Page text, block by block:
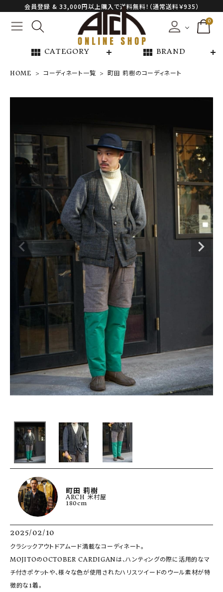
会員登録 & 33,000円以上購入で送料無料！（通常送料￥935）
0
view_module CATEGORY view_module BRAND
NEW ARRIVAL
BRAND
CATEGORY
CONTENTS
SHOP
INFORMATION
特定商取引法について
お問い合わせ
OFFICIAL WEB SITE
ACCOUNT MENU
ようこそ ゲスト 様
HOME コーディネート一覧 町田 莉樹のコーディネート
町田 莉樹
ARCH 米村屋
180cm
2025/02/10
クラシックアウトドアムード満載なコーディネート。
MOJITOのOCTOBER CARDIGANは、ハンティングの際に活用的なマ
チ付きポケットや、様々な色が使用されたハリスツイードのウール素材が特
徴的な1着。